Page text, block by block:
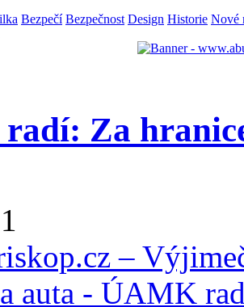
Bezpečí Bezpečnost Design Historie Nové
Za